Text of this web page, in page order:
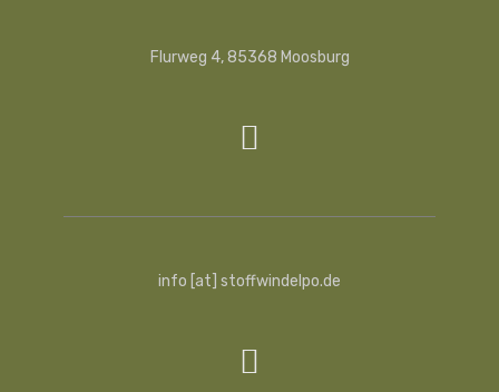
Flurweg 4, 85368 Moosburg
info [at] stoffwindelpo.de